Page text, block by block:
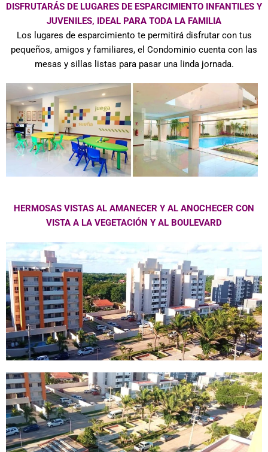
DISFRUTARÁS DE LUGARES DE ESPARCIMIENTO INFANTILES Y
JUVENILES, IDEAL PARA TODA LA FAMILIA
Los lugares de esparcimiento te permitirá disfrutar con tus
pequeños, amigos y familiares, el Condominio cuenta con las
mesas y sillas listas para pasar una linda jornada.
HERMOSAS VISTAS AL AMANECER Y AL ANOCHECER CON
VISTA A LA VEGETACIÓN Y AL BOULEVARD